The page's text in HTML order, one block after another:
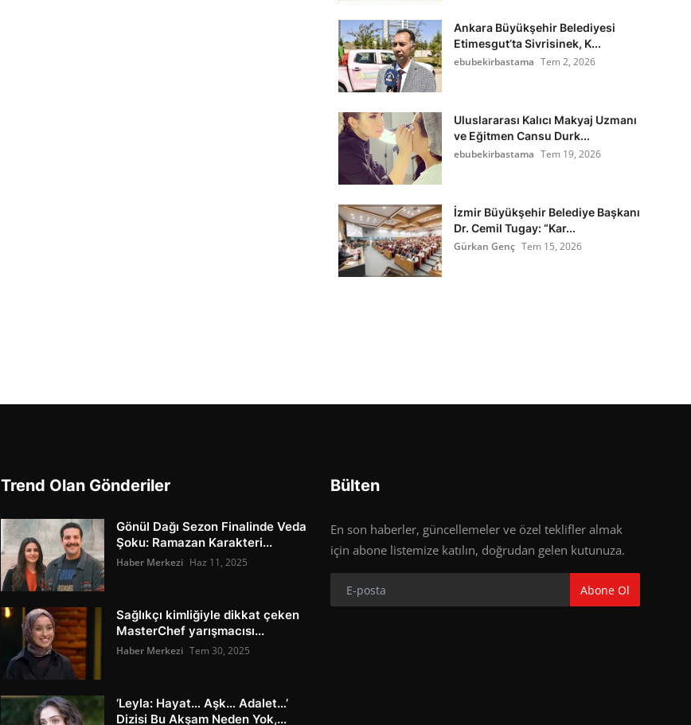
Ankara Büyükşehir Belediyesi
Etimesgut’ta Sivrisinek, K...
ebubekirbastama Tem 2, 2026
Uluslararası Kalıcı Makyaj Uzmanı
ve Eğitmen Cansu Durk...
ebubekirbastama Tem 19, 2026
İzmir Büyükşehir Belediye Başkanı
Dr. Cemil Tugay: “Kar...
Gürkan Genç Tem 15, 2026
Trend Olan Gönderiler
Gönül Dağı Sezon Finalinde Veda
Şoku: Ramazan Karakteri...
Haber Merkezi Haz 11, 2025
Sağlıkçı kimliğiyle dikkat çeken
MasterChef yarışmacısı...
Haber Merkezi Tem 30, 2025
‘Leyla: Hayat… Aşk… Adalet…’
Dizisi Bu Akşam Neden Yok,...
Bülten
En son haberler, güncellemeler ve özel teklifler almak
için abone listemize katılın, doğrudan gelen kutunuza.
Abone Ol